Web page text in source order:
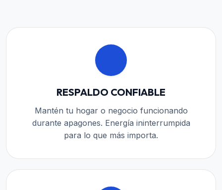
RESPALDO CONFIABLE
Mantén tu hogar o negocio funcionando
durante apagones. Energía ininterrumpida
para lo que más importa.